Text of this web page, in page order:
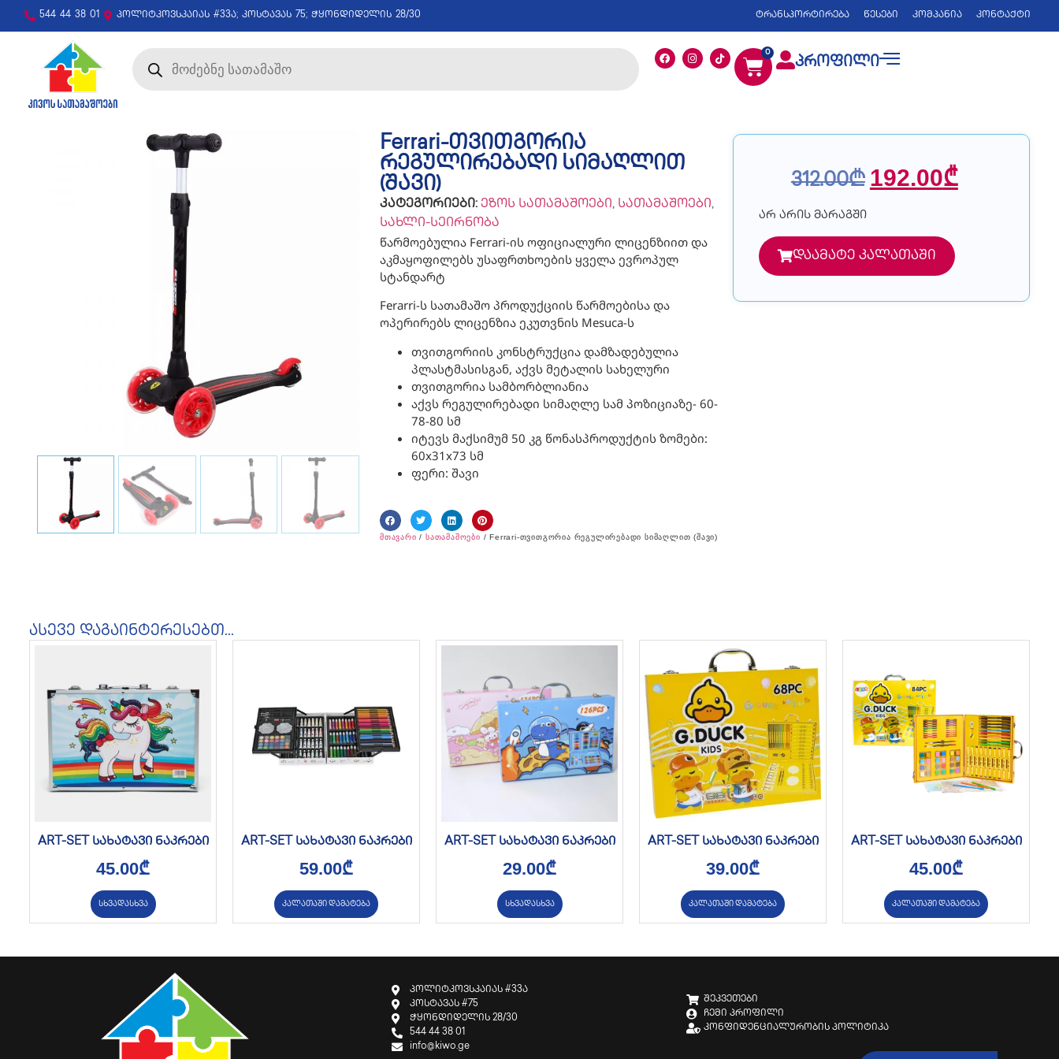
544 44 38 01 პოლიტკოვსკაიას #33ა; კოსტავას 75; ჭყონდიდელის 28/30 ტრანსპორტირება წესები კომპანია კონტაქტი
0
პროფილი
Ferrari-თვითგორია
რეგულირებადი სიმაღლით
(შავი)
კატეგორიები: ეზოს სათამაშოები, სათამაშოები,
სახლი-სეირნობა
წარმოებულია Ferrari-ის ოფიციალური ლიცენზიით და
აკმაყოფილებს უსაფრთხოების ყველა ევროპულ
სტანდარტ
Ferarri-ს სათამაშო პროდუქციის წარმოებისა და
ოპერირებს ლიცენზია ეკუთვნის Mesuca-ს
თვითგორიის კონსტრუქცია დამზადებულია
პლასტმასისგან, აქვს მეტალის სახელური
თვითგორია სამბორბლიანია
აქვს რეგულირებადი სიმაღლე სამ პოზიციაზე- 60-
78-80 სმ
იტევს მაქსიმუმ 50 კგ წონასპროდუქტის ზომები:
60x31x73 სმ
ფერი: შავი
მთავარი / სათამაშოები / Ferrari-თვითგორია რეგულირებადი სიმაღლით (შავი)
312.00₾ 192.00₾
არ არის მარაგში
დაამატე კალათაში
ასევე დაგაინტერესებთ...
ART-SET სახატავი ნაკრები
45.00₾
სხვადასხვა
ART-SET სახატავი ნაკრები
59.00₾
კალათაში დამატება
ART-SET სახატავი ნაკრები
29.00₾
სხვადასხვა
ART-SET სახატავი ნაკრები
39.00₾
კალათაში დამატება
ART-SET სახატავი ნაკრები
45.00₾
კალათაში დამატება
პოლიტკოვსკაიას #33ა
კოსტავას #75
ჭყონდიდელის 28/30
544 44 38 01
info@kiwo.ge
შეკვეთები
ჩემი პროფილი
კონფიდენციალურობის პოლიტიკა